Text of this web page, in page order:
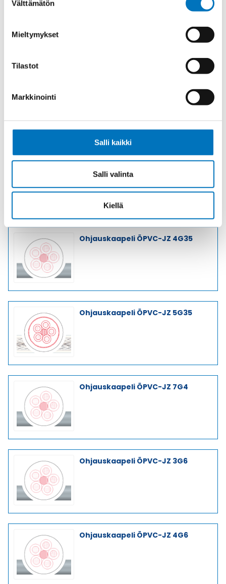
valinta
Välttämätön
Mieltymykset
Tilastot
Markkinointi
Salli kaikki
Salli valinta
Kiellä
Ohjauskaapeli ÖPVC-JZ 4G25
Ohjauskaapeli ÖPVC-JZ 5G25
Ohjauskaapeli ÖPVC-JZ 4G35
Ohjauskaapeli ÖPVC-JZ 5G35
Ohjauskaapeli ÖPVC-JZ 7G4
Ohjauskaapeli ÖPVC-JZ 3G6
Ohjauskaapeli ÖPVC-JZ 4G6